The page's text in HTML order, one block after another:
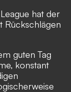
hat der
Rückschlägen
guten Tag
konstant